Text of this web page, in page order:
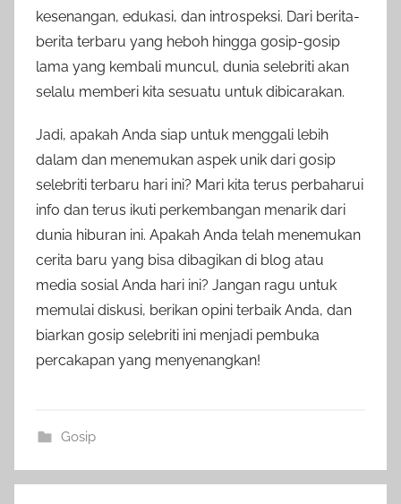
kesenangan, edukasi, dan introspeksi. Dari berita-
berita terbaru yang heboh hingga gosip-gosip
lama yang kembali muncul, dunia selebriti akan
selalu memberi kita sesuatu untuk dibicarakan.
Jadi, apakah Anda siap untuk menggali lebih
dalam dan menemukan aspek unik dari gosip
selebriti terbaru hari ini? Mari kita terus perbaharui
info dan terus ikuti perkembangan menarik dari
dunia hiburan ini. Apakah Anda telah menemukan
cerita baru yang bisa dibagikan di blog atau
media sosial Anda hari ini? Jangan ragu untuk
memulai diskusi, berikan opini terbaik Anda, dan
biarkan gosip selebriti ini menjadi pembuka
percakapan yang menyenangkan!
Gosip